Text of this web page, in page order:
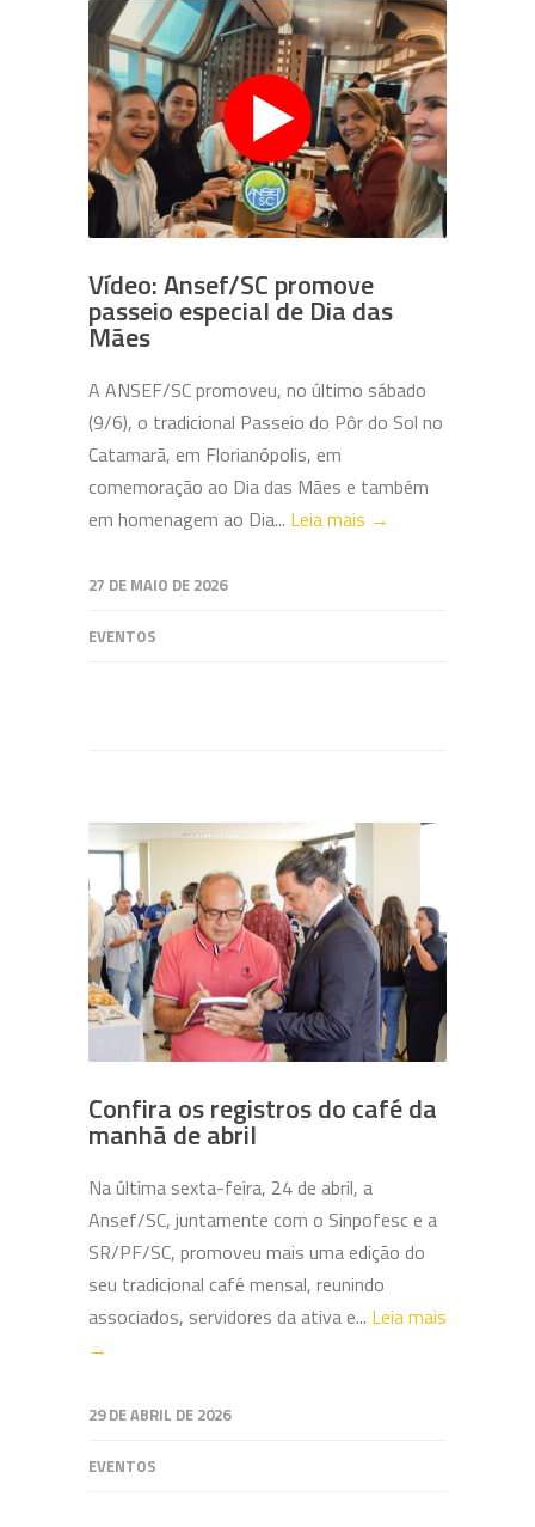
Vídeo: Ansef/SC promove
passeio especial de Dia das
Mães
A ANSEF/SC promoveu, no último sábado
(9/6), o tradicional Passeio do Pôr do Sol no
Catamarã, em Florianópolis, em
comemoração ao Dia das Mães e também
em homenagem ao Dia... Leia mais →
27 DE MAIO DE 2026
EVENTOS
Confira os registros do café da
manhã de abril
Na última sexta-feira, 24 de abril, a
Ansef/SC, juntamente com o Sinpofesc e a
SR/PF/SC, promoveu mais uma edição do
seu tradicional café mensal, reunindo
associados, servidores da ativa e... Leia mais
→
29 DE ABRIL DE 2026
EVENTOS